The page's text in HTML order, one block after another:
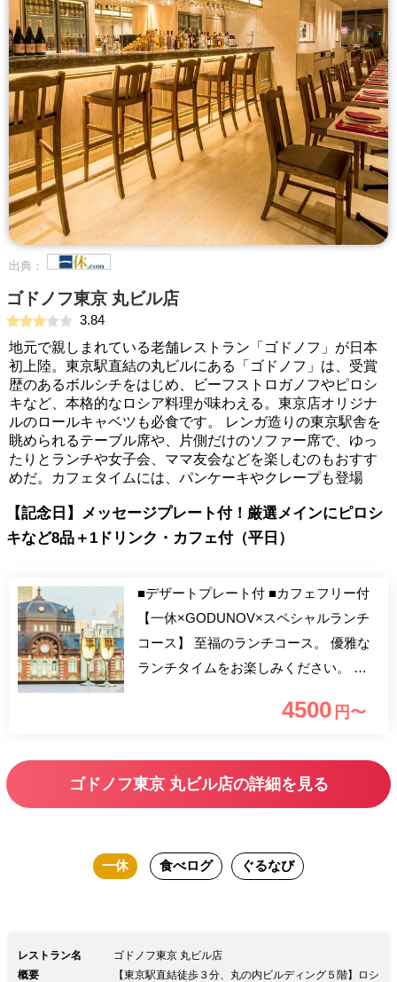
出典：
ゴドノフ東京 丸ビル店
3.84
地元で親しまれている老舗レストラン「ゴドノフ」が日本
初上陸。東京駅直結の丸ビルにある「ゴドノフ」は、受賞
歴のあるボルシチをはじめ、ビーフストロガノフやピロシ
キなど、本格的なロシア料理が味わえる。東京店オリジナ
ルのロールキャベツも必食です。 レンガ造りの東京駅舎を
眺められるテーブル席や、片側だけのソファー席で、ゆっ
たりとランチや女子会、ママ友会などを楽しむのもおすす
めだ。カフェタイムには、パンケーキやクレープも登場
【記念日】メッセージプレート付！厳選メインにピロシ
キなど8品＋1ドリンク・カフェ付（平日）
■デザートプレート付 ■カフェフリー付
【一休×GODUNOV×スペシャルランチ
コース】 至福のランチコース。 優雅な
ランチタイムをお楽しみください。 お
ちします。 カフェ飲み放題付です。
4500 円〜
ゴドノフ東京 丸ビル店の詳細を見る
一休 食べログ ぐるなび
レストラン名
ゴドノフ東京 丸ビル店
概要
【東京駅直結徒歩３分、丸の内ビルディング５階】ロシ